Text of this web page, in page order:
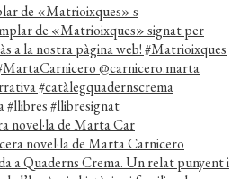
de «Matrioixques» s
novel·la de Marta Car